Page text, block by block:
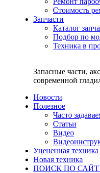
Стоимость
Запчасти
Каталог
Подбор по
Техника в
Запасные части,
современной
Новости
Полезное
Часто
Статьи
Видео
Уцененная техника
Новая техника
ПОИСК ПО